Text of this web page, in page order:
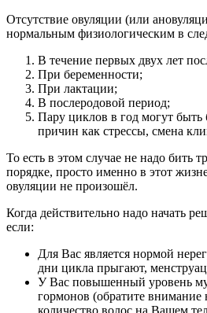
Отсутствие овуляции (или
нормальным физиологическим в
В течение первых двух лет
При беременности;
При лактации;
В послеродовой период;
Пару циклов в год могут быть
причин как стрессы, смена
То есть в этом случае не надо бить
порядке, просто именно в этот
овуляции не произошёл.
Когда действительно надо начать
если:
Для Вас является нормой
дни цикла прыгают,
У Вас повышенный уровень
гормонов (обратите внимание
количество волос на Вашем